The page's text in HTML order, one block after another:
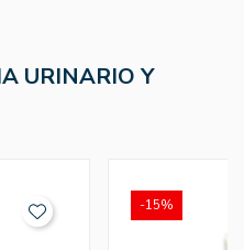
URINARIO Y
-15%